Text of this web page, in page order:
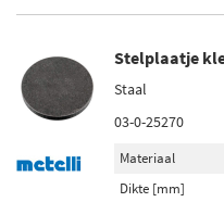
Stelplaatje
Staal
03-0-25270
Materiaal
Dikte [mm]